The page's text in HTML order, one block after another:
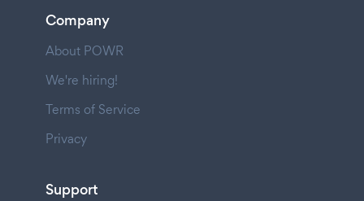
Company
About POWR
We're hiring!
Terms of Service
Privacy
Support